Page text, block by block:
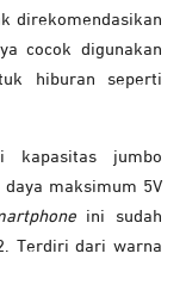
direkomendasikan
cocok digunakan
hiburan seperti
kapasitas jumbo
daya maksimum 5V
ini sudah
Terdiri dari warna